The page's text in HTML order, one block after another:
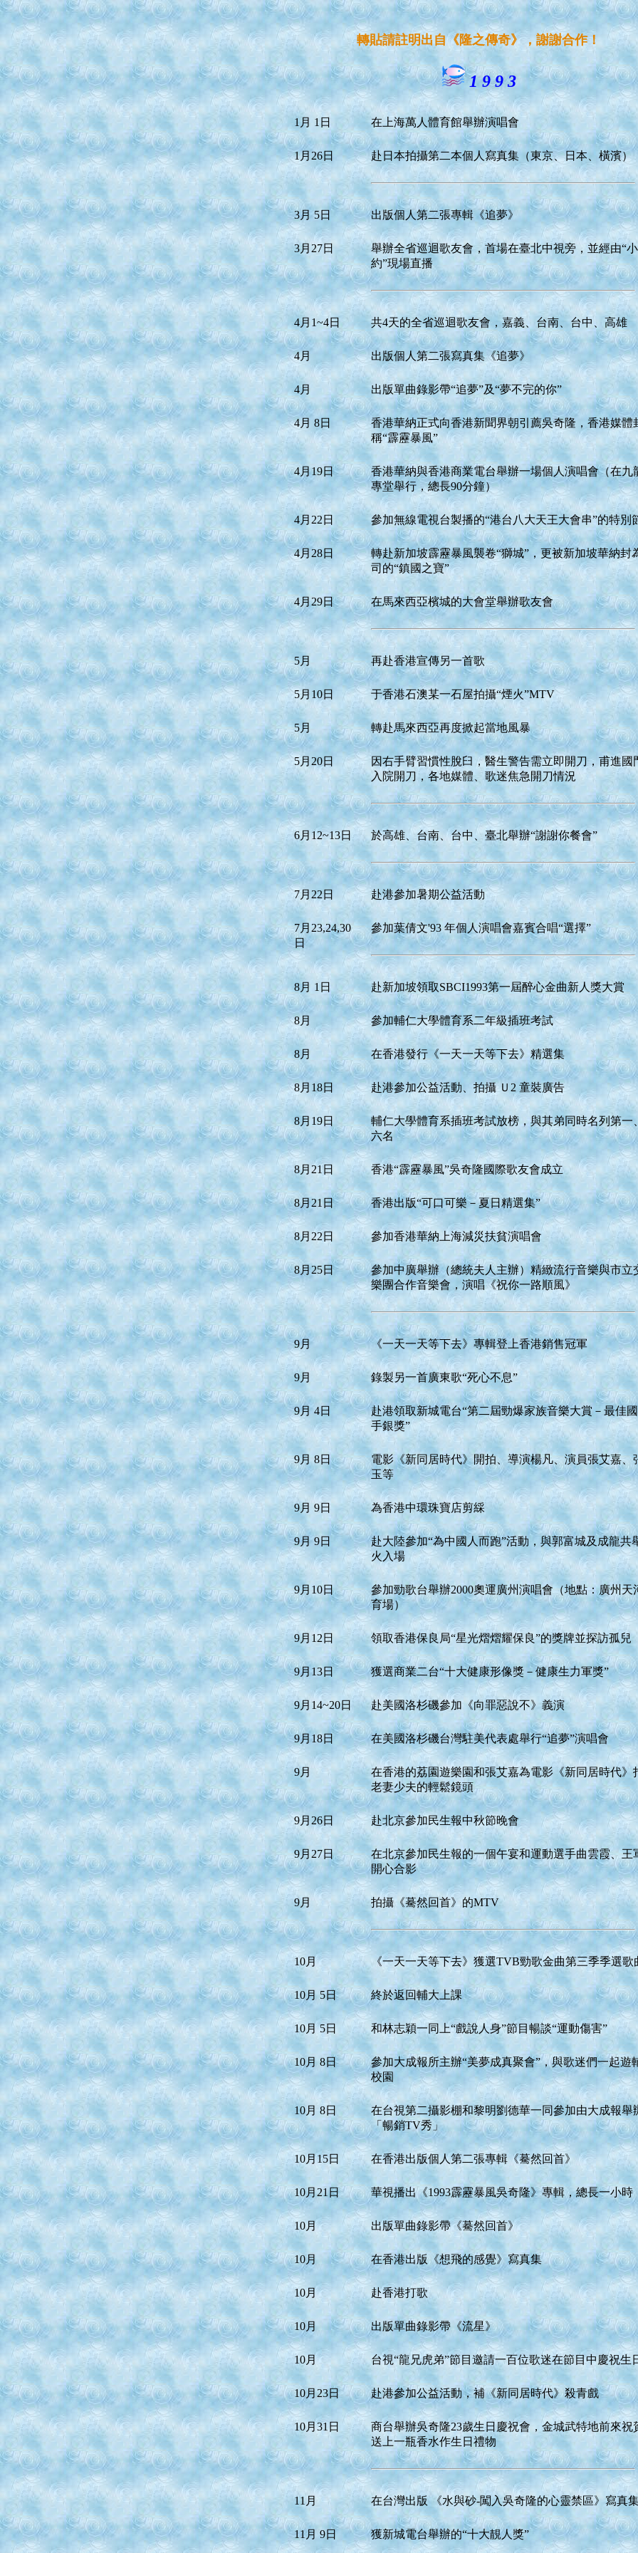
轉貼請註明出自《隆之傳奇》，謝謝合作！
1 9 9 3
1月 1日 在上海萬人體育館舉辦演唱會
1月26日 赴日本拍攝第二本個人寫真集（東京、日本、橫濱）
3月 5日 出版個人第二張專輯《追夢》
3月27日
舉辦全省巡迴歌友會，首場在臺北中視旁，並經由“
約”現場直播
4月1~4日 共4天的全省巡迴歌友會，嘉義、台南、台中、高雄
4月 出版個人第二張寫真集《追夢》
4月 出版單曲錄影帶“追夢”及“夢不完的你”
4月 8日
香港華納正式向香港新聞界朝引薦吳奇隆，香港媒體
稱“霹靂暴風”
4月19日
香港華納與香港商業電台舉辦一場個人演唱會（在九
專堂舉行，總長90分鐘）
4月22日 參加無線電視台製播的“港台八大天王大會串”的特別
4月28日
轉赴新加坡霹靂暴風襲卷“獅城”，更被新加坡華納封
司的“鎮國之寶”
4月29日 在馬來西亞檳城的大會堂舉辦歌友會
5月 再赴香港宣傳另一首歌
5月10日 于香港石澳某一石屋拍攝“煙火”MTV
5月 轉赴馬來西亞再度掀起當地風暴
5月20日
因右手臂習慣性脫臼，醫生警告需立即開刀，甫進國
入院開刀，各地媒體、歌迷焦急開刀情況
6月12~13日 於高雄、台南、台中、臺北舉辦“謝謝你餐會”
7月22日 赴港參加暑期公益活動
7月23,24,30
日
參加葉倩文'93 年個人演唱會嘉賓合唱“選擇”
8月 1日 赴新加坡領取SBCI1993第一屆醉心金曲新人獎大賞
8月 參加輔仁大學體育系二年級插班考試
8月 在香港發行《一天一天等下去》精選集
8月18日 赴港參加公益活動、拍攝 Ｕ2 童裝廣告
8月19日
輔仁大學體育系插班考試放榜，與其弟同時名列第一
六名
8月21日 香港“霹靂暴風”吳奇隆國際歌友會成立
8月21日 香港出版“可口可樂－夏日精選集”
8月22日 參加香港華納上海減災扶貧演唱會
8月25日
參加中廣舉辦（總統夫人主辦）精緻流行音樂與市立
樂團合作音樂會，演唱《祝你一路順風》
9月 《一天一天等下去》專輯登上香港銷售冠軍
9月 錄製另一首廣東歌“死心不息”
9月 4日
赴港領取新城電台“第二屆勁爆家族音樂大賞－最佳
手銀獎”
9月 8日
電影《新同居時代》開拍、導演楊凡、演員張艾嘉、
玉等
9月 9日 為香港中環珠寶店剪綵
9月 9日
赴大陸參加“為中國人而跑”活動，與郭富城及成龍共
火入場
9月10日
參加勁歌台舉辦2000奧運廣州演唱會（地點：廣州天
育場）
9月12日 領取香港保良局“星光熠熠耀保良”的獎牌並探訪孤兒
9月13日 獲選商業二台“十大健康形像獎－健康生力軍獎”
9月14~20日 赴美國洛杉磯參加《向罪惡說不》義演
9月18日 在美國洛杉磯台灣駐美代表處舉行“追夢”演唱會
9月
在香港的荔園遊樂園和張艾嘉為電影《新同居時代》
老妻少夫的輕鬆鏡頭
9月26日 赴北京參加民生報中秋節晚會
9月27日
在北京參加民生報的一個午宴和運動選手曲雲霞、王
開心合影
9月 拍攝《驀然回首》的MTV
10月 《一天一天等下去》獲選TVB勁歌金曲第三季季選歌
10月 5日 終於返回輔大上課
10月 5日 和林志穎一同上“戲說人身”節目暢談“運動傷害”
10月 8日
參加大成報所主辦“美夢成真聚會”，與歌迷們一起遊
校園
10月 8日
在台視第二攝影棚和黎明劉德華一同參加由大成報舉
「暢銷TV秀」
10月15日 在香港出版個人第二張專輯《驀然回首》
10月21日 華視播出《1993霹靂暴風吳奇隆》專輯，總長一小時
10月 出版單曲錄影帶《驀然回首》
10月 在香港出版《想飛的感覺》寫真集
10月 赴香港打歌
10月 出版單曲錄影帶《流星》
10月 台視“龍兄虎弟”節目邀請一百位歌迷在節目中慶祝生
10月23日 赴港參加公益活動，補《新同居時代》殺青戲
10月31日
商台舉辦吳奇隆23歲生日慶祝會，金城武特地前來祝
送上一瓶香水作生日禮物
11月 在台灣出版 《水與砂-闖入吳奇隆的心靈禁區》寫真
11月 9日 獲新城電台舉辦的“十大靚人獎”